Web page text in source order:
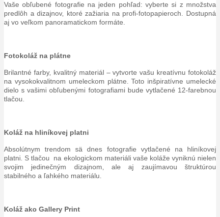
Vaše obľubené fotografie na jeden pohľad: vyberte si z množstva
predlôh a dizajnov, ktoré zažiaria na profi-fotopapieroch. Dostupná
aj vo veľkom panoramatickom formáte.
Fotokoláž na plátne
Brilantné farby, kvalitný materiál – vytvorte vašu kreatívnu fotokoláž
na vysokokvalitnom umeleckom plátne. Toto inšpiratívne umelecké
dielo s vašimi obľubenými fotografiami bude vytlačené 12-farebnou
tlačou.
Koláž na hliníkovej platni
Absolútnym trendom sä dnes fotografie vytlačené na hliníkovej
platni. S tlačou na ekologickom materiáli vaše koláže vyniknú nielen
svojim jedinečným dizajnom, ale aj zaujímavou štruktúrou
stabilného a ľahkého materiálu.
Koláž ako Gallery Print